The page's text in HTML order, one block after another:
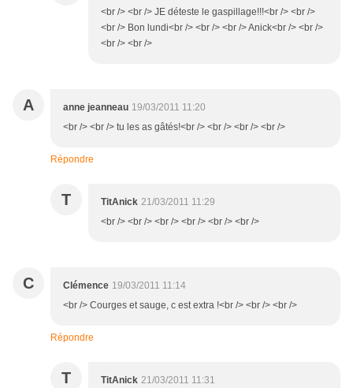
<br /> <br /> JE déteste le gaspillage!!!<br /> <br />
<br /> Bon lundi<br /> <br /> <br /> Anick<br /> <br />
<br /> <br />
A anne jeanneau 19/03/2011 11:20
<br /> <br /> tu les as gâtés!<br /> <br /> <br /> <br />
Répondre
T TitAnick 21/03/2011 11:29
<br /> <br /> <br /> <br /> <br /> <br />
C Clémence 19/03/2011 11:14
<br /> Courges et sauge, c est extra !<br /> <br /> <br />
Répondre
T TitAnick 21/03/2011 11:31